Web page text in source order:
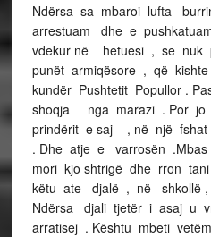
Ndërsa sa mbaroi lufta
arrestuam dhe e
vdekur në hetuesi , se nuk
punët armiqësore , që
kundër Pushtetit Popullor .
shoqja nga marazi . Por jo
prindërit e saj , në një
. Dhe atje e varrosën
mori kjo shtrigë dhe rron
këtu ate djalë , në shkollë
Ndërsa djali tjetër i asaj u
arratisej . Kështu mbeti